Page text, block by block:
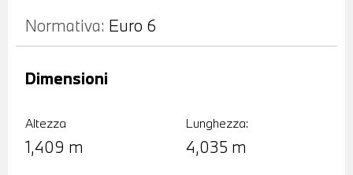
Normativa: Euro 6
Altezza
1,409 m
Lunghezza:
4,035 m
Dimensioni